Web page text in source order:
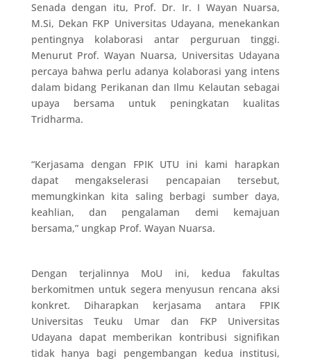
Senada dengan itu, Prof. Dr. Ir. I Wayan Nuarsa,
M.Si, Dekan FKP Universitas Udayana, menekankan
pentingnya kolaborasi antar perguruan tinggi.
Menurut Prof. Wayan Nuarsa, Universitas Udayana
percaya bahwa perlu adanya kolaborasi yang intens
dalam bidang Perikanan dan Ilmu Kelautan sebagai
upaya bersama untuk peningkatan kualitas
Tridharma.
“Kerjasama dengan FPIK UTU ini kami harapkan
dapat mengakselerasi pencapaian tersebut,
memungkinkan kita saling berbagi sumber daya,
keahlian, dan pengalaman demi kemajuan
bersama,” ungkap Prof. Wayan Nuarsa.
Dengan terjalinnya MoU ini, kedua fakultas
berkomitmen untuk segera menyusun rencana aksi
konkret. Diharapkan kerjasama antara FPIK
Universitas Teuku Umar dan FKP Universitas
Udayana dapat memberikan kontribusi signifikan
tidak hanya bagi pengembangan kedua institusi,